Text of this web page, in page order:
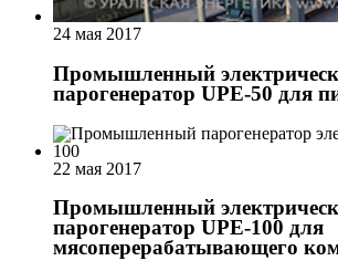
24 мая 2017
Промышленный
парогенератор UPE-50 для
22 мая 2017
Промышленный
парогенератор UPE-100 для
мясоперерабатывающего